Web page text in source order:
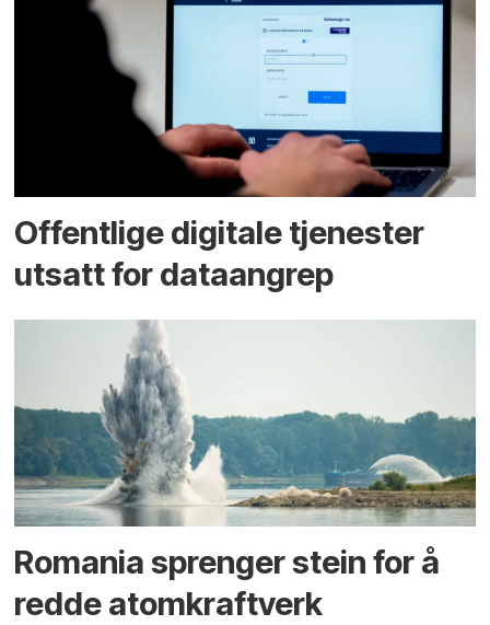
Offentlige digitale tjenester
utsatt for dataangrep
Romania sprenger stein for å
redde atomkraftverk